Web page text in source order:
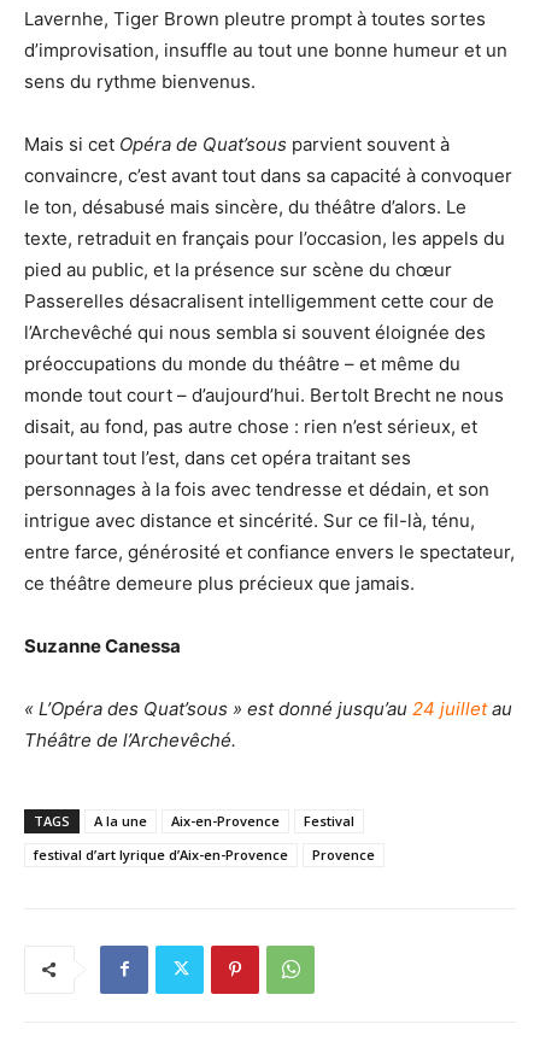
Lavernhe, Tiger Brown pleutre prompt à toutes sortes
d’improvisation, insuffle au tout une bonne humeur et un
sens du rythme bienvenus.
Mais si cet Opéra de Quat’sous parvient souvent à
convaincre, c’est avant tout dans sa capacité à convoquer
le ton, désabusé mais sincère, du théâtre d’alors. Le
texte, retraduit en français pour l’occasion, les appels du
pied au public, et la présence sur scène du chœur
Passerelles désacralisent intelligemment cette cour de
l’Archevêché qui nous sembla si souvent éloignée des
préoccupations du monde du théâtre – et même du
monde tout court – d’aujourd’hui. Bertolt Brecht ne nous
disait, au fond, pas autre chose : rien n’est sérieux, et
pourtant tout l’est, dans cet opéra traitant ses
personnages à la fois avec tendresse et dédain, et son
intrigue avec distance et sincérité. Sur ce fil-là, ténu,
entre farce, générosité et confiance envers le spectateur,
ce théâtre demeure plus précieux que jamais.
Suzanne Canessa
« L’Opéra des Quat’sous » est donné jusqu’au 24 juilletau
Théâtre de l’Archevêché.
TAGS A la une Aix-en-Provence
Festival
festival d’art lyrique d’Aix-en-Provence
Provence